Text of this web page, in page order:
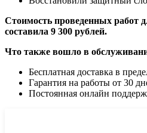
Стоимость проведенных работ
составила 9 300 рублей.
Что также вошло в
Бесплатная доставка в
Гарантия на работы от 30
Постоянная онлайн